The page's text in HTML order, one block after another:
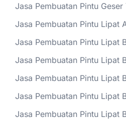
Jasa Pembuatan Pintu
Jasa Pembuatan Pintu Lipat
Jasa Pembuatan Pintu Lipat
Jasa Pembuatan Pintu Lipat
Jasa Pembuatan Pintu Lipat
Jasa Pembuatan Pintu Lipat
Jasa Pembuatan Pintu Lipat